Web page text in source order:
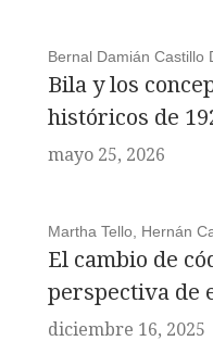
Bernal Damián Castillo
Bila y los
históricos de
mayo 25, 2026
Martha Tello, Hernán
El cambio de
perspectiva de
diciembre 16, 2025